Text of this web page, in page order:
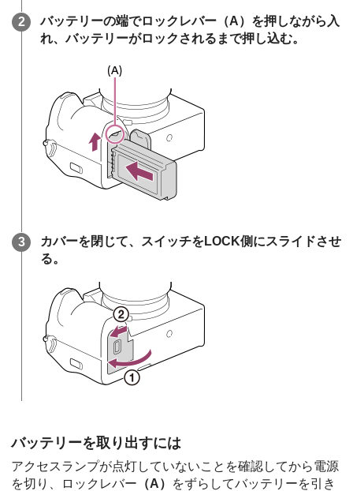
バッテリーの端でロックレバー （A） を押しながら入
れ、バッテリーがロックされるまで押し込む。
カバーを閉じて、スイッチをLOCK側にスライドさせ
る。
バッテリーを取り出すには
アクセスランプが点灯していないことを確認してから電源
を切り、ロックレバー （A）
をずらしてバッテリーを引き